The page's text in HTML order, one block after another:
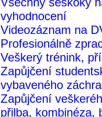
vyhodnocení
Videozáznam na
Profesionálně
Veškerý trénink,
Zapůjčení
vybaveného
Zapůjčení
přilba, kombinéza,